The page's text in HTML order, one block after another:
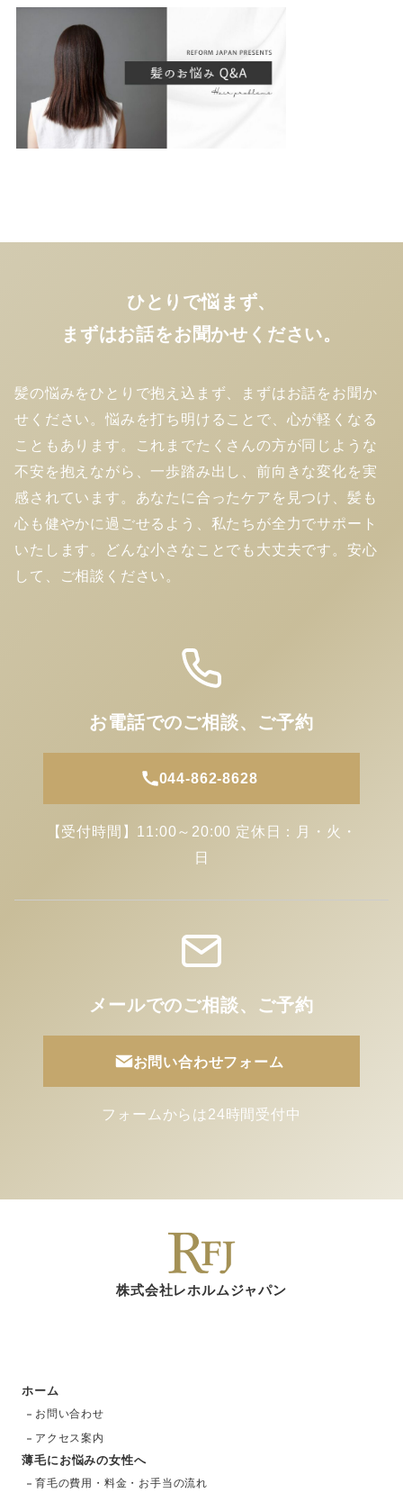
ひとりで悩まず、
まずはお話をお聞かせください。
髪の悩みをひとりで抱え込まず、まずはお話をお聞か
せください。悩みを打ち明けることで、心が軽くなる
こともあります。これまでたくさんの方が同じような
不安を抱えながら、一歩踏み出し、前向きな変化を実
感されています。あなたに合ったケアを見つけ、髪も
心も健やかに過ごせるよう、私たちが全力でサポート
いたします。どんな小さなことでも大丈夫です。安心
して、ご相談ください。
お電話でのご相談、ご予約
044-862-8628
【受付時間】11:00～20:00 定休日：月・火・
日
メールでのご相談、ご予約
お問い合わせフォーム
フォームからは24時間受付中
株式会社レホルムジャパン
ホーム
お問い合わせ
アクセス案内
薄毛にお悩みの女性へ
育毛の費用・料金・お手当の流れ